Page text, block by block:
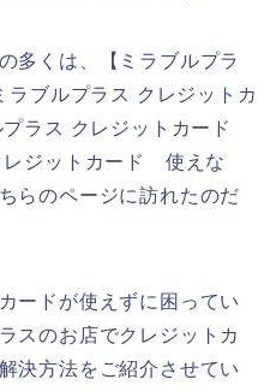
多くは、【ミラブルプラ
ラブルプラス クレジットカ
ラス クレジットカード
レジットカード 使えな
らのページに訪れたのだ
ードが使えずに困ってい
スのお店でクレジットカ
決方法をご紹介させてい